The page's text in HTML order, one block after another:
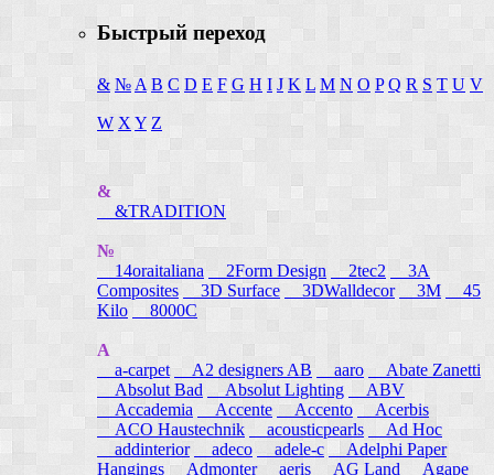
Быстрый переход
& № A B C D E F G H I J K L M N O P Q R S T U V
W X Y Z
&
&TRADITION
№
14oraitaliana
2Form Design 2tec2
3A
Composites
3D Surface 3DWalldecor 3M
45
Kilo
8000C
A
a-carpet
A2 designers AB aaro
Abate Zanetti
Absolut Bad
Absolut Lighting
ABV
Accademia
Accente Accento
Acerbis
ACO Haustechnik
acousticpearls
Ad Hoc
addinterior
adeco adele-c
Adelphi Paper
Hangings Admonter aeris AG Land Agape